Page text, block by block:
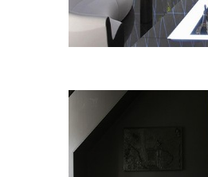
This page can't load